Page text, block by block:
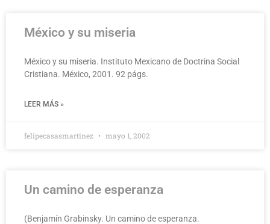
México y su miseria
México y su miseria. Instituto Mexicano de Doctrina Social
Cristiana. México, 2001. 92 págs.
LEER MÁS »
felipecasasmartinez mayo 1, 2002
Un camino de esperanza
(Benjamín Grabinsky. Un camino de esperanza.